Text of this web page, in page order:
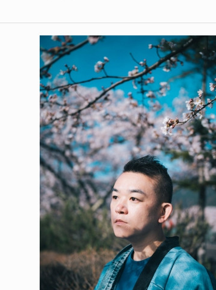
風車草劇團《築地哈
世界文化藝術節——
創驗劇場《我的援
陳淑莊《講女烈傳之
7A班戲劇組《SEVEN
梅廣釗製作室《夢．
最近廣告導演作品包
爾》，及藍十字保險
多媒體劇場設計作
及《失身1234》、
遊樂民族：荒井壯一
室》、香港演藝學
Magic Day》及《林
《我的援交日記》、
Noir《香港印象》、
融《Live Like 18鄭